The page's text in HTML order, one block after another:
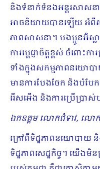
និងទំនាក់ទំនង​អន្តរសាស
អាច​និយាយបាន​ឡើយ​ អំពី
ភាពសាសនា។​ បងប្អូនអ៊ិស្
ការប្តេជ្ញាចិត្តខ្ពស់ ចំពោ
ទាំងក្នុងសកម្មភាពនយោ
មាន​ការ​បែងចែក និងបំប
រើសអើង និងការប្រើប្រាស់​
ឯកឧត្តម លោកជំទាវ, លោ
ក្រៅពីទិដ្ឋភាពនយោបាយ
ទិដ្ឋភាពសេដ្ឋកិច្ច។ យើងមិ